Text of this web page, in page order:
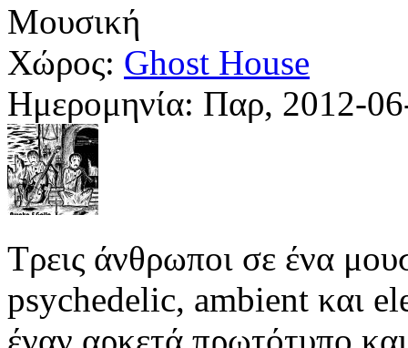
Μουσική
Χώρος: Ghost House
Ημερομηνία: Παρ, 2012-
Τρεις άνθρωποι σε ένα
psychedelic, ambient και
έναν αρκετά πρωτότυπο